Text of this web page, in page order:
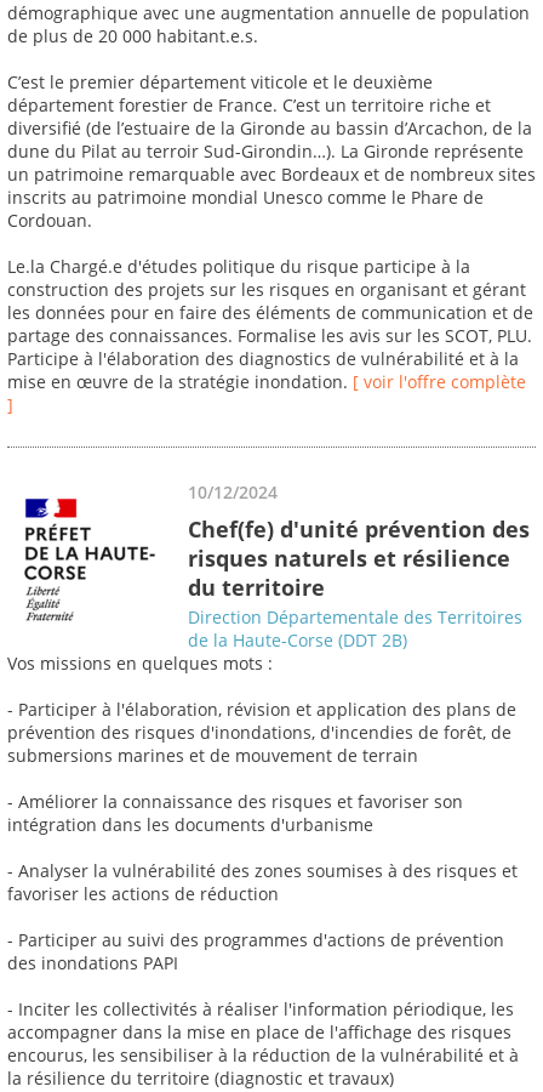
démographique avec une augmentation annuelle de population
de plus de 20 000 habitant.e.s.
C’est le premier département viticole et le deuxième
département forestier de France. C’est un territoire riche et
diversifié (de l’estuaire de la Gironde au bassin d’Arcachon, de la
dune du Pilat au terroir Sud-Girondin…). La Gironde représente
un patrimoine remarquable avec Bordeaux et de nombreux sites
inscrits au patrimoine mondial Unesco comme le Phare de
Cordouan.
Le.la Chargé.e d'études politique du risque participe à la
construction des projets sur les risques en organisant et gérant
les données pour en faire des éléments de communication et de
partage des connaissances. Formalise les avis sur les SCOT, PLU.
Participe à l'élaboration des diagnostics de vulnérabilité et à la
mise en œuvre de la stratégie inondation. [ voir l'offre complète
]
10/12/2024
Chef(fe) d'unité prévention des
risques naturels et résilience
du territoire
Direction Départementale des Territoires
de la Haute-Corse (DDT 2B)
Vos missions en quelques mots :
- Participer à l'élaboration, révision et application des plans de
prévention des risques d'inondations, d'incendies de forêt, de
submersions marines et de mouvement de terrain
- Améliorer la connaissance des risques et favoriser son
intégration dans les documents d'urbanisme
- Analyser la vulnérabilité des zones soumises à des risques et
favoriser les actions de réduction
- Participer au suivi des programmes d'actions de prévention
des inondations PAPI
- Inciter les collectivités à réaliser l'information périodique, les
accompagner dans la mise en place de l'affichage des risques
encourus, les sensibiliser à la réduction de la vulnérabilité et à
la résilience du territoire (diagnostic et travaux)